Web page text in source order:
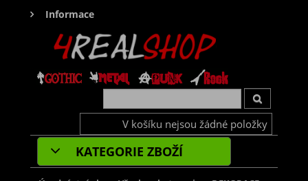
Informace
V košíku nejsou žádné položky
KATEGORIE ZBOŽÍ